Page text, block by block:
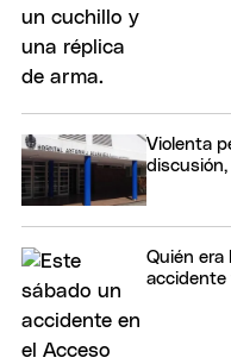
Violenta
Quién era
accidente